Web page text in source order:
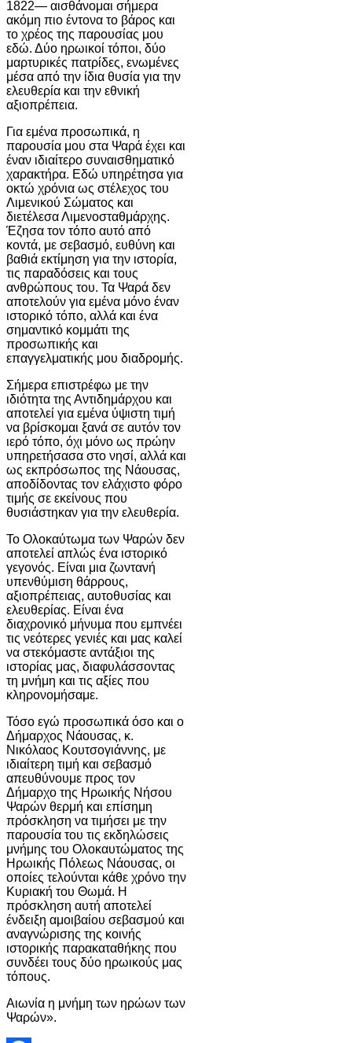
1822— αισθάνομαι σήμερα
ακόμη πιο έντονα το βάρος και
το χρέος της παρουσίας μου
εδώ. Δύο ηρωικοί τόποι, δύο
μαρτυρικές πατρίδες, ενωμένες
μέσα από την ίδια θυσία για την
ελευθερία και την εθνική
αξιοπρέπεια.
Για εμένα προσωπικά, η
παρουσία μου στα Ψαρά έχει και
έναν ιδιαίτερο συναισθηματικό
χαρακτήρα. Εδώ υπηρέτησα για
οκτώ χρόνια ως στέλεχος του
Λιμενικού Σώματος και
διετέλεσα Λιμενοσταθμάρχης.
Έζησα τον τόπο αυτό από
κοντά, με σεβασμό, ευθύνη και
βαθιά εκτίμηση για την ιστορία,
τις παραδόσεις και τους
ανθρώπους του. Τα Ψαρά δεν
αποτελούν για εμένα μόνο έναν
ιστορικό τόπο, αλλά και ένα
σημαντικό κομμάτι της
προσωπικής και
επαγγελματικής μου διαδρομής.
Σήμερα επιστρέφω με την
ιδιότητα της Αντιδημάρχου και
αποτελεί για εμένα ύψιστη τιμή
να βρίσκομαι ξανά σε αυτόν τον
ιερό τόπο, όχι μόνο ως πρώην
υπηρετήσασα στο νησί, αλλά και
ως εκπρόσωπος της Νάουσας,
αποδίδοντας τον ελάχιστο φόρο
τιμής σε εκείνους που
θυσιάστηκαν για την ελευθερία.
Το Ολοκαύτωμα των Ψαρών δεν
αποτελεί απλώς ένα ιστορικό
γεγονός. Είναι μια ζωντανή
υπενθύμιση θάρρους,
αξιοπρέπειας, αυτοθυσίας και
ελευθερίας. Είναι ένα
διαχρονικό μήνυμα που εμπνέει
τις νεότερες γενιές και μας καλεί
να στεκόμαστε αντάξιοι της
ιστορίας μας, διαφυλάσσοντας
τη μνήμη και τις αξίες που
κληρονομήσαμε.
Τόσο εγώ προσωπικά όσο και ο
Δήμαρχος Νάουσας, κ.
Νικόλαoς Κουτσογιάννης, με
ιδιαίτερη τιμή και σεβασμό
απευθύνουμε προς τον
Δήμαρχο της Ηρωικής Νήσου
Ψαρών θερμή και επίσημη
πρόσκληση να τιμήσει με την
παρουσία του τις εκδηλώσεις
μνήμης του Ολοκαυτώματος της
Ηρωικής Πόλεως Νάουσας, οι
οποίες τελούνται κάθε χρόνο την
Κυριακή του Θωμά. Η
πρόσκληση αυτή αποτελεί
ένδειξη αμοιβαίου σεβασμού και
αναγνώρισης της κοινής
ιστορικής παρακαταθήκης που
συνδέει τους δύο ηρωικούς μας
τόπους.
Αιωνία η μνήμη των ηρώων των
Ψαρών».